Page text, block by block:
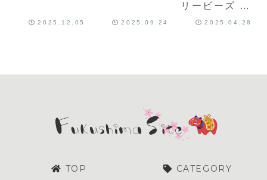
2025.12.05 2025.09.24
リービーズ ク
ォーターファ
2025.04.28
TOP
CATEGORY